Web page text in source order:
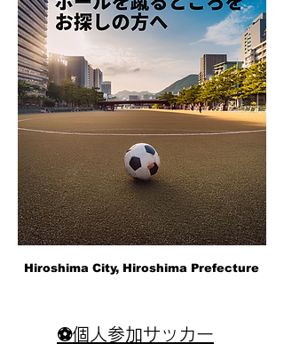
Hiroshima City, Hiroshima Prefecture
⚽個人参加サッカー